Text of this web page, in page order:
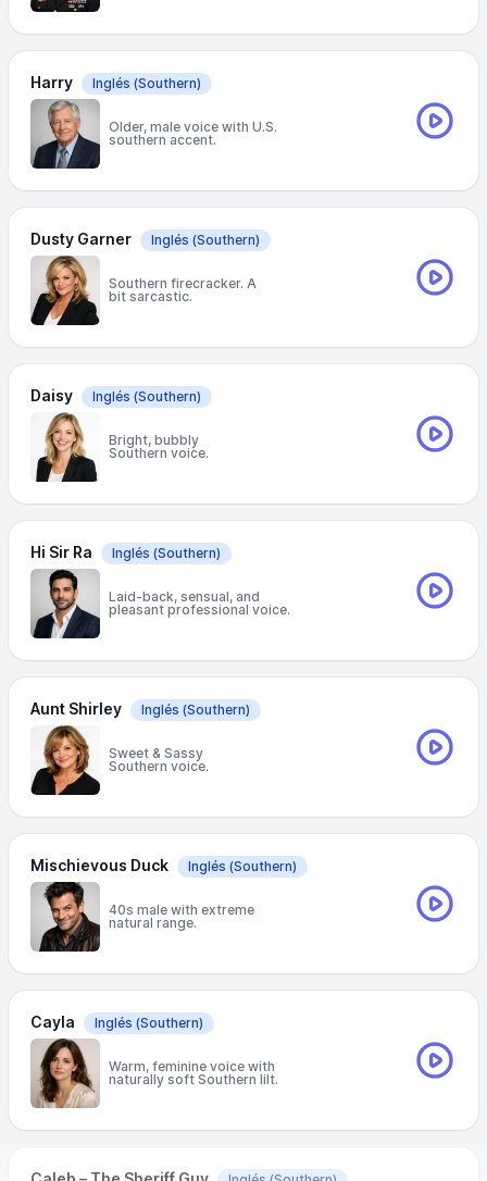
Harry Inglés (Southern)
Older, male voice with U.S.
southern accent.
Dusty Garner Inglés (Southern)
Southern firecracker. A
bit sarcastic.
Daisy Inglés (Southern)
Bright, bubbly
Southern voice.
Hi Sir Ra Inglés (Southern)
Laid-back, sensual, and
pleasant professional voice.
Aunt Shirley Inglés (Southern)
Sweet & Sassy
Southern voice.
Mischievous Duck Inglés (Southern)
40s male with extreme
natural range.
Cayla Inglés (Southern)
Warm, feminine voice with
naturally soft Southern lilt.